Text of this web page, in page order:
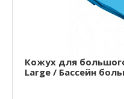
Кожух для
Large / Бассейн